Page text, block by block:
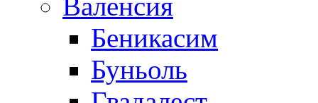
Беникасим
Буньоль